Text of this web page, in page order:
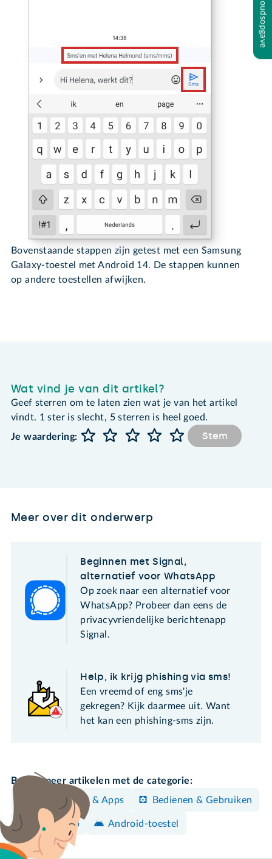
Bovenstaande stappen zijn getest met een Samsung
Galaxy-toestel met Android 14. De stappen kunnen
op andere toestellen afwijken.
Inhoudsopgave
Wat vind je van dit artikel?
Geef sterren om te laten zien wat je van het artikel
vindt. 1 ster is slecht, 5 sterren is heel goed.
Je waardering:
Stem
Meer over dit onderwerp
Beginnen met Signal,
alternatief voor WhatsApp
Op zoek naar een alternatief voor
WhatsApp? Probeer dan eens de
privacyvriendelijke berichtenapp
Signal.
Help, ik krijg phishing via sms!
Een vreemd of eng sms'je
gekregen? Kijk daarmee uit. Want
het kan een phishing-sms zijn.
Bekijk meer artikelen met de categorie:
Programma's & Apps
Bedienen & Gebruiken
WhatsApp Android-toestel